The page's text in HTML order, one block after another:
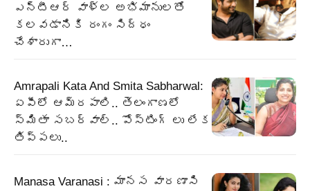
ఎన్టీఆర్ వాళ్ల అభిమానులతో
కలవడానికి రంగం సిద్ధం
చేశారుగా…
Amrapali Kata And Smita Sabharwal:
ఏపీలో ఆమ్రపాలి.. తెలంగాణలో
స్మితా సబర్వాల్.. పోస్టింగ్ లు లేక
తిప్పలు..
Manasa Varanasi : మానస వారణాసి